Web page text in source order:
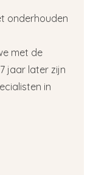
onderhouden
met de
jaar later zijn
in